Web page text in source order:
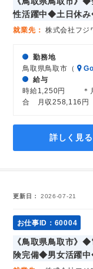
性活躍中◆土日休
就業先 株式会社フジ
勤務地
鳥取県鳥取市（
給与
時給1,250円 ＊月
合 月収258,116円
詳しく見る
更新日 2026-07-21
お仕事ID：60004
《鳥取県鳥取市》
険完備◆男女活躍